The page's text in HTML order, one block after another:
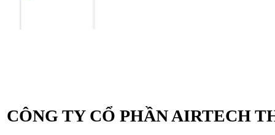
CÔNG TY CỔ PHẦN AIRTECH